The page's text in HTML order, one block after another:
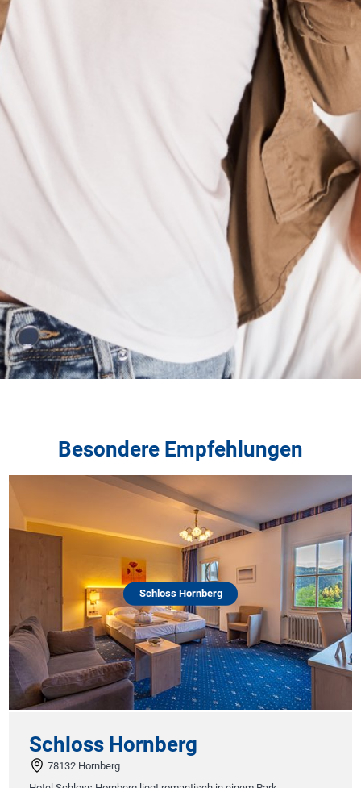
Besondere Empfehlungen
Schloss Hornberg
Schloss Hornberg
78132 Hornberg